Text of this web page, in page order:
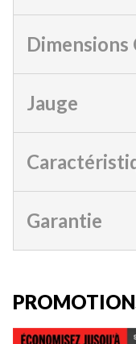
Dimensions
Jauge
Garantie